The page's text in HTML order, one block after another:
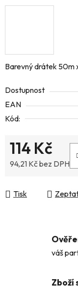
Barevný drátek 50m
Dostupnost
EAN
Kód:
114 Kč
94,21 Kč bez DPH
Tisk
váš
Zboží